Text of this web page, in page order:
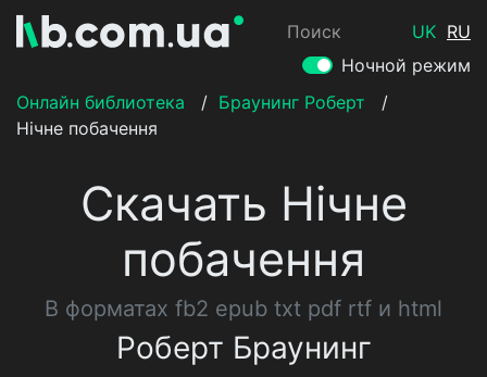
Поиск UK RU
Ночной режим
Онлайн библиотека
/ Браунинг Роберт
/
Нічне побачення
Скачать Нічне
побачення
В форматах fb2 epub txt pdf rtf и html
Роберт Браунинг